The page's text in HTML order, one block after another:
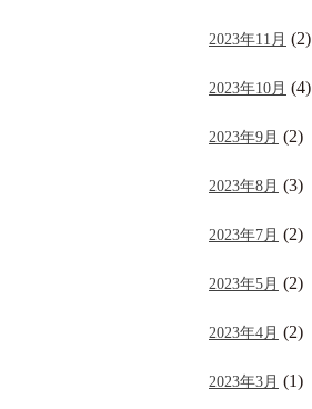
2023年11月 (2)
2023年10月 (4)
2023年9月 (2)
2023年8月 (3)
2023年7月 (2)
2023年5月 (2)
2023年4月 (2)
2023年3月 (1)